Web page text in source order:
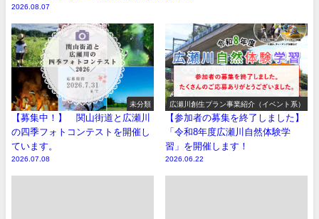
2026.08.07
未分類
【募集中！】 関山街道と広瀬川
の四季フォトコンテストを開催し
ています。
2026.07.08
広瀬川創生プラン事業紹介（イベント系）
【参加者の募集を終了しました】
「令和8年度広瀬川自然体験学
習」を開催します！
2026.06.22